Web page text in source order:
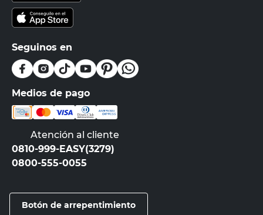
Seguinos en
Medios de pago
Atención al cliente
0810-999-EASY(3279)
0800-555-0055
Botón de arrepentimiento